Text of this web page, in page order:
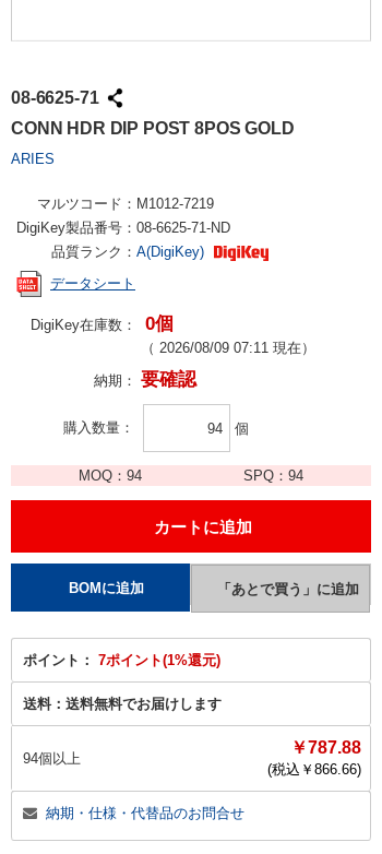
08-6625-71
CONN HDR DIP POST 8POS GOLD
ARIES
マルツコード： M1012-7219
DigiKey製品番号： 08-6625-71-ND
品質ランク： A(DigiKey)
データシート
DigiKey在庫数： 0個
（ 2026/08/09 07:11 現在）
納期： 要確認
購入数量 個
MOQ： 94 SPQ：94
ポイント： 7ポイント(1%還元)
送料： 送料無料でお届けします
94個以上
￥787.88
(税込￥ 866.66)
納期・仕様・代替品のお問合せ